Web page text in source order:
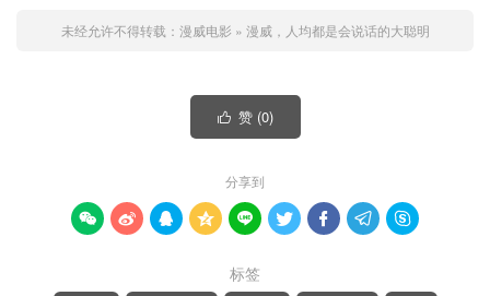
未经允许不得转载： 漫威电影 » 漫威，人均都是会说话的大聪明
 赞 (0)
分享到
        
标签